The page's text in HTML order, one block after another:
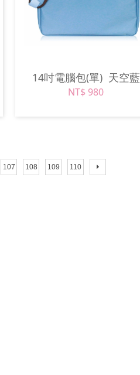
14吋電腦包(單) 天空藍
NT$ 980
107 108 109 110